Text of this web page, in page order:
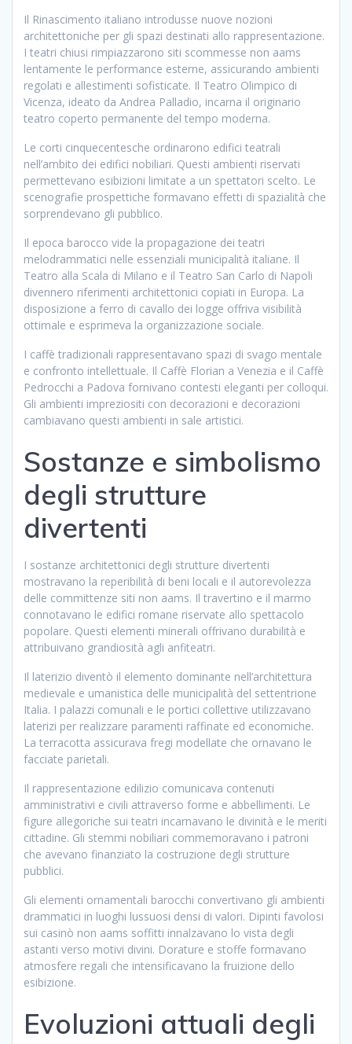
Il Rinascimento italiano introdusse nuove nozioni
architettoniche per gli spazi destinati allo rappresentazione.
I teatri chiusi rimpiazzarono siti scommesse non aams
lentamente le performance esterne, assicurando ambienti
regolati e allestimenti sofisticate. Il Teatro Olimpico di
Vicenza, ideato da Andrea Palladio, incarna il originario
teatro coperto permanente del tempo moderna.
Le corti cinquecentesche ordinarono edifici teatrali
nell’ambito dei edifici nobiliari. Questi ambienti riservati
permettevano esibizioni limitate a un spettatori scelto. Le
scenografie prospettiche formavano effetti di spazialità che
sorprendevano gli pubblico.
Il epoca barocco vide la propagazione dei teatri
melodrammatici nelle essenziali municipalità italiane. Il
Teatro alla Scala di Milano e il Teatro San Carlo di Napoli
divennero riferimenti architettonici copiati in Europa. La
disposizione a ferro di cavallo dei logge offriva visibilità
ottimale e esprimeva la organizzazione sociale.
I caffè tradizionali rappresentavano spazi di svago mentale
e confronto intellettuale. Il Caffè Florian a Venezia e il Caffè
Pedrocchi a Padova fornivano contesti eleganti per colloqui.
Gli ambienti impreziositi con decorazioni e decorazioni
cambiavano questi ambienti in sale artistici.
Sostanze e simbolismo
degli strutture
divertenti
I sostanze architettonici degli strutture divertenti
mostravano la reperibilità di beni locali e il autorevolezza
delle committenze siti non aams. Il travertino e il marmo
connotavano le edifici romane riservate allo spettacolo
popolare. Questi elementi minerali offrivano durabilità e
attribuivano grandiosità agli anfiteatri.
Il laterizio diventò il elemento dominante nell’architettura
medievale e umanistica delle municipalità del settentrione
Italia. I palazzi comunali e le portici collettive utilizzavano
laterizi per realizzare paramenti raffinate ed economiche.
La terracotta assicurava fregi modellate che ornavano le
facciate parietali.
Il rappresentazione edilizio comunicava contenuti
amministrativi e civili attraverso forme e abbellimenti. Le
figure allegoriche sui teatri incarnavano le divinità e le meriti
cittadine. Gli stemmi nobiliari commemoravano i patroni
che avevano finanziato la costruzione degli strutture
pubblici.
Gli elementi ornamentali barocchi convertivano gli ambienti
drammatici in luoghi lussuosi densi di valori. Dipinti favolosi
sui casinò non aams soffitti innalzavano lo vista degli
astanti verso motivi divini. Dorature e stoffe formavano
atmosfere regali che intensificavano la fruizione dello
esibizione.
Evoluzioni attuali degli